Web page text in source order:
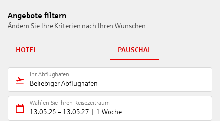
Angebote filtern
Ändern Sie Ihre Kriterien nach Ihren Wünschen
HOTEL PAUSCHAL
Ihr Abflughafen
Beliebiger Abflughafen
Wählen Sie Ihren Reisezeitraum
13.05.25 – 13.05.27 1 Woche